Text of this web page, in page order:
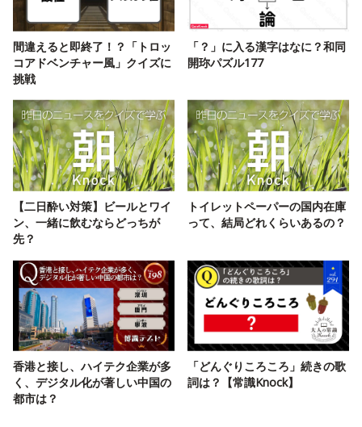
間違えると即終了！？「トロッ
コアドベンチャー風」クイズに
挑戦
「？」に入る漢字はなに？和同
開珎パズル177
【二日酔い対策】ビールとワイ
ン、一緒に飲むならどっちが
先？
トイレットペーパーの国内在庫
って、結局どれくらいあるの？
香港と接し、ハイテク企業が多
く、デジタル化が著しい中国の
都市は？
「どんぐりころころ」続きの歌
詞は？【常識Knock】